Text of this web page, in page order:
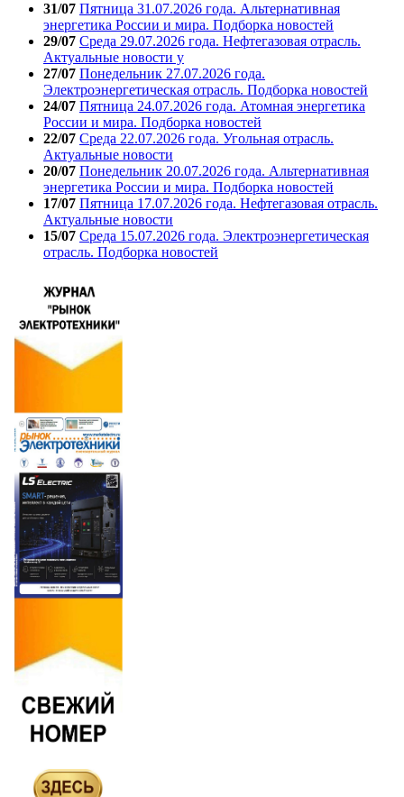
31/07 Пятница 31.07.2026 года. Альтернативная
энергетика России и мира. Подборка новостей
29/07 Среда 29.07.2026 года. Нефтегазовая отрасль.
Актуальные новости у
27/07 Понедельник 27.07.2026 года.
Электроэнергетическая отрасль. Подборка новостей
24/07 Пятница 24.07.2026 года. Атомная энергетика
России и мира. Подборка новостей
22/07 Среда 22.07.2026 года. Угольная отрасль.
Актуальные новости
20/07 Понедельник 20.07.2026 года. Альтернативная
энергетика России и мира. Подборка новостей
17/07 Пятница 17.07.2026 года. Нефтегазовая отрасль.
Актуальные новости
15/07 Среда 15.07.2026 года. Электроэнергетическая
отрасль. Подборка новостей